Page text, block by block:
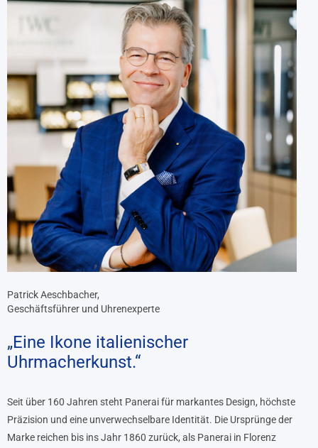
Patrick Aeschbacher,
Geschäftsführer und Uhrenexperte
„Eine Ikone italienischer
Uhrmacherkunst.“
Seit über 160 Jahren steht Panerai für markantes Design, höchste
Präzision und eine unverwechselbare Identität. Die Ursprünge der
Marke reichen bis ins Jahr 1860 zurück, als Panerai in Florenz